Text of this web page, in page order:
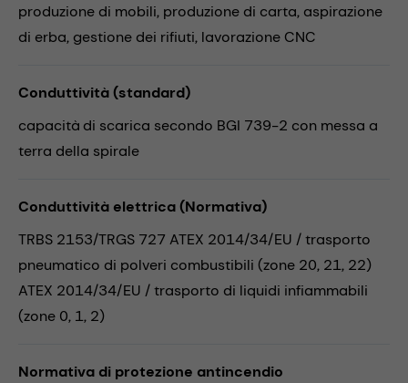
produzione di mobili, produzione di carta, aspirazione
di erba, gestione dei rifiuti, lavorazione CNC
Conduttività (standard)
capacità di scarica secondo BGI 739-2 con messa a
terra della spirale
Conduttività elettrica (Normativa)
TRBS 2153/TRGS 727 ATEX 2014/34/EU / trasporto
pneumatico di polveri combustibili (zone 20, 21, 22)
ATEX 2014/34/EU / trasporto di liquidi infiammabili
(zone 0, 1, 2)
Normativa di protezione antincendio